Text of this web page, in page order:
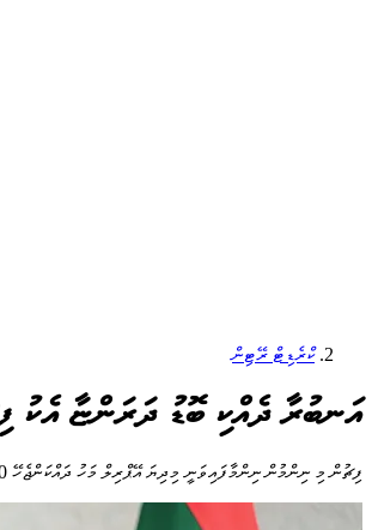
ކްރެޑިޓް ރޭޓިން
އަނބުރާ ދެއްކި ބޮޑު ދަރަންޏާ އެކު
ފިޗުން މި ނިންމުން ނިންމާފައިވަނީ މިދިޔަ އޭޕްރިލް މަހު ދައްކަންޖެހޭ 500 މިލިއަން ޑޮލަރުގެ ސޮވެރިން ސުކޫކް ރާއްޖޭން ކާމިޔާބުކަމާއެކު ދެއްކުމާ ގުޅިގެން، ދަރަނި ނުދެއްކިދާނެކަމުގެ ނުރައްކާ ކުޑަވެފައިވާ ކަމަށް ބުނެ އެވެ.